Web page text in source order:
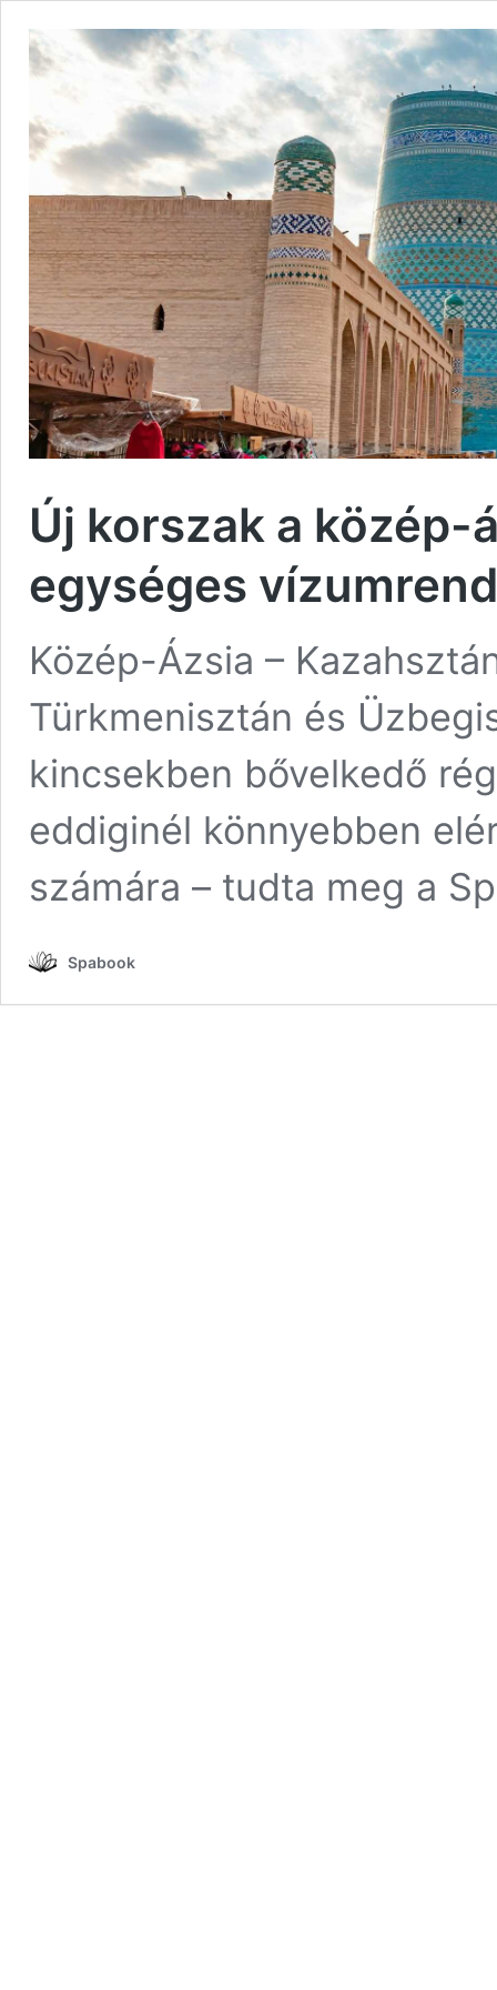
Új korszak a
egységes
Közép-Ázsia –
Türkmenisztán és
kincsekben bővelkedő
eddiginél könnyebben
számára – tudta meg a
Spabook